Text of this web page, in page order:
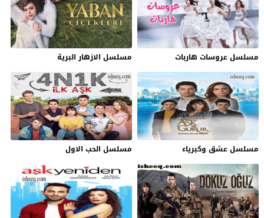
مسلسل عروسات هاربات مسلسل الازهار البرية
مسلسل عشق وكبرياء مسلسل الحب الاول